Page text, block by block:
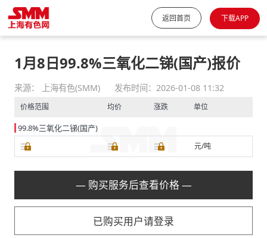
返回首页 下载APP
1月8日99.8%三氧化二锑(国产)报价
来源： 上海有色(SMM) 发布时间：2026-01-08 11:32
价格范围 均价 涨跌 单位
99.8%三氧化二锑(国产)
元/吨
— 购买服务后查看价格 —
已购买用户请登录